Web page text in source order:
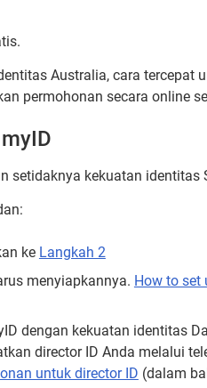
Australia, cara tercepat
permohonan secara online
setidaknya kekuatan identitas
ke Langkah 2
menyiapkannya. How to set
dengan kekuatan identitas
director ID Anda melalui
untuk director ID (dalam